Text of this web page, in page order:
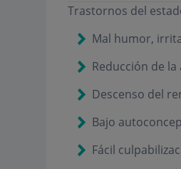
Trastornos del
Mal humor,
Reducción de
Descenso del
Bajo
Fácil